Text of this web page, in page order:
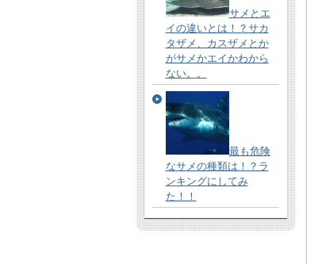
サメとエ
イの違いとは！？サカ
タザメ、カスザメとか
がサメかエイかわから
ない。。
最も危険
なサメの種類は！？ラ
ンキングにしてみ
た！！